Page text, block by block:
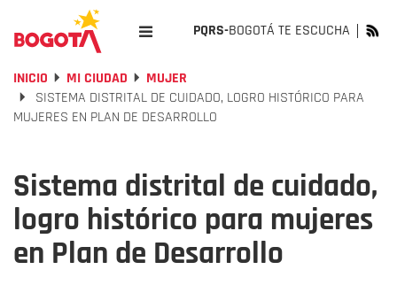
PQRS-BOGOTÁ TE ESCUCHA
INICIO MI CIUDAD
MUJER
SISTEMA DISTRITAL DE CUIDADO, LOGRO HISTÓRICO PARA
MUJERES EN PLAN DE DESARROLLO
Sistema distrital de cuidado,
logro histórico para mujeres
en Plan de Desarrollo